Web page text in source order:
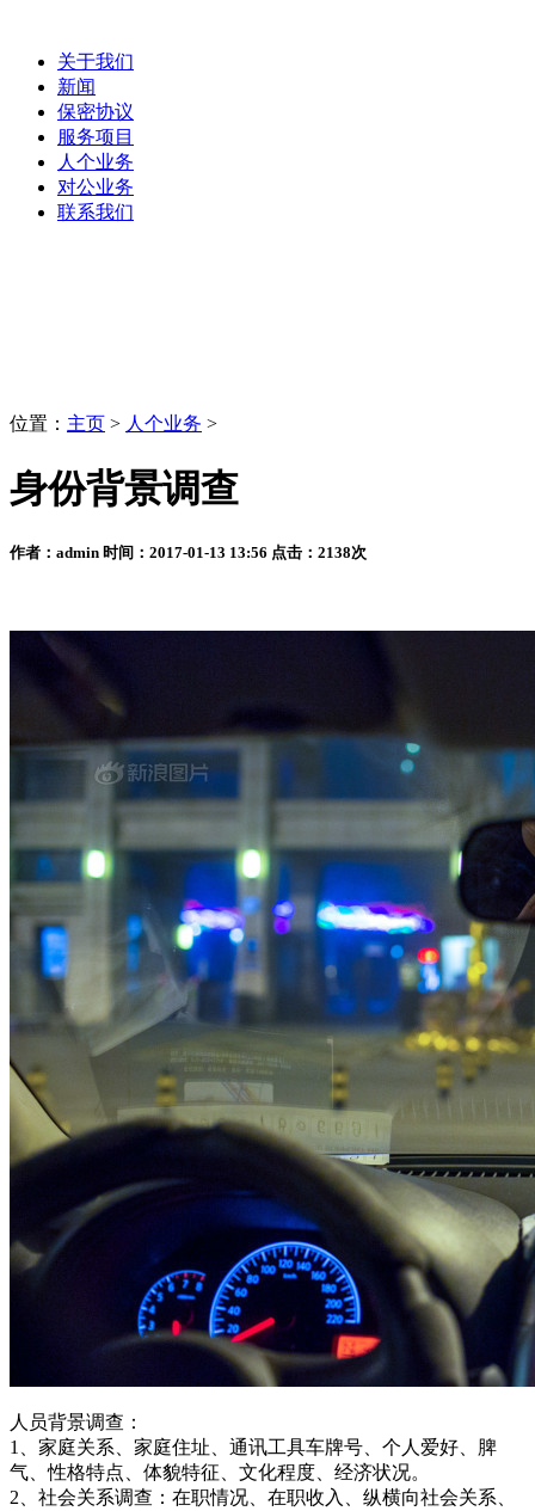
关于我们
新闻
保密协议
服务项目
人个业务
对公业务
联系我们
位置： 主页 > 人个业务 >
身份背景调查
作者：admin 时间：2017-01-13 13:56 点击：2138次
人员背景调查：
1、家庭关系、家庭住址、通讯工具车牌号、个人爱好、脾
气、性格特点、体貌特征、文化程度、经济状况。
2、社会关系调查：在职情况、在职收入、纵横向社会关系、